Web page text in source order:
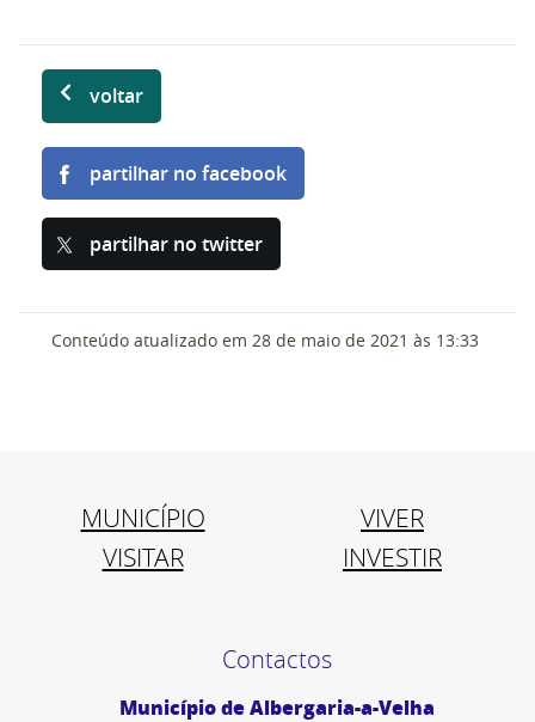
voltar
partilhar no facebook
partilhar no twitter
Conteúdo atualizado em 28 de maio de 2021 às 13:33
MUNICÍPIO
VIVER
VISITAR
INVESTIR
Contactos
Município de Albergaria-a-Velha